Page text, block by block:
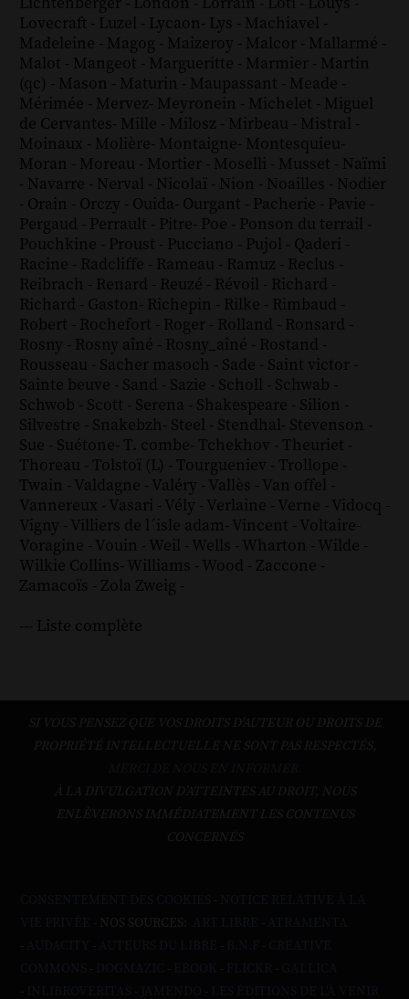
Lovecraft - Luzel - Lycaon- Lys - Machiavel -
Madeleine - Magog - Maizeroy - Malcor - Mallarmé -
Malot - Mangeot - Margueritte - Marmier - Martin
(qc) - Mason - Maturin - Maupassant - Meade -
Mérimée - Mervez- Meyronein - Michelet - Miguel
de Cervantes- Mille - Milosz - Mirbeau - Mistral -
Moinaux - Molière- Montaigne- Montesquieu-
Moran - Moreau - Mortier - Moselli - Musset - Naïmi
- Navarre - Nerval - Nicolaï - Nion - Noailles - Nodier
- Orain - Orczy - Ouida- Ourgant - Pacherie - Pavie -
Pergaud - Perrault - Pitre- Poe - Ponson du terrail -
Pouchkine - Proust - Pucciano - Pujol - Qaderi -
Racine - Radcliffe - Rameau - Ramuz - Reclus -
Reibrach - Renard - Reuzé - Révoil - Richard -
Richard - Gaston- Richepin - Rilke - Rimbaud -
Robert - Rochefort - Roger - Rolland - Ronsard -
Rosny - Rosny aîné - Rosny_aîné - Rostand -
Rousseau - Sacher masoch - Sade - Saint victor -
Sainte beuve - Sand - Sazie - Scholl - Schwab -
Schwob - Scott - Serena - Shakespeare - Silion -
Silvestre - Snakebzh- Steel - Stendhal- Stevenson -
Sue - Suétone- T. combe- Tchekhov - Theuriet -
Thoreau - Tolstoï (L) - Tourgueniev - Trollope -
Twain - Valdagne - Valéry - Vallès - Van offel -
Vannereux - Vasari - Vély - Verlaine - Verne - Vidocq -
Vigny - Villiers de l´isle adam- Vincent - Voltaire-
Voragine - Vouin - Weil - Wells - Wharton - Wilde -
Wilkie Collins- Williams - Wood - Zaccone -
Zamacoïs - Zola Zweig -
--- Liste complète